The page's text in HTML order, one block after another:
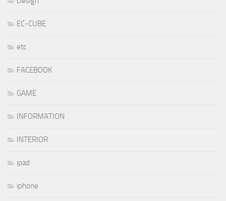
EC-CUBE
etc
FACEBOOK
GAME
INFORMATION
INTERIOR
ipad
iphone